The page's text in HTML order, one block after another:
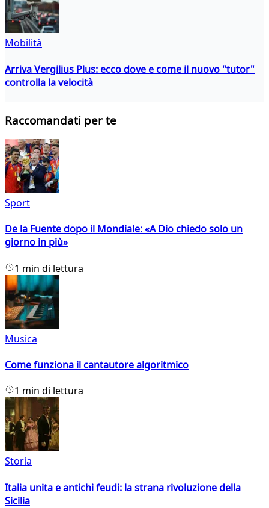
Mobilità
Arriva Vergilius Plus: ecco dove e come il nuovo "tutor"
controlla la velocità
Raccomandati per te
Sport
De la Fuente dopo il Mondiale: «A Dio chiedo solo un
giorno in più»
1 min di lettura
Musica
Come funziona il cantautore algoritmico
1 min di lettura
Storia
Italia unita e antichi feudi: la strana rivoluzione della
Sicilia